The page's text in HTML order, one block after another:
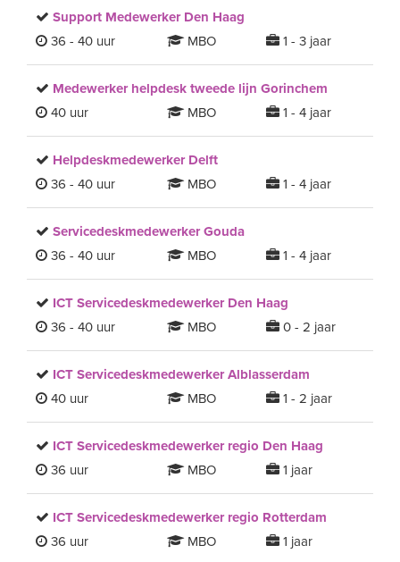
Support Medewerker Den Haag
36 - 40 uur
MBO 1 - 3 jaar
Medewerker helpdesk tweede lijn Gorinchem
40 uur
MBO 1 - 4 jaar
Helpdeskmedewerker Delft
36 - 40 uur
MBO 1 - 4 jaar
Servicedeskmedewerker Gouda
36 - 40 uur
MBO 1 - 4 jaar
ICT Servicedeskmedewerker Den Haag
36 - 40 uur
MBO 0 - 2 jaar
ICT Servicedeskmedewerker Alblasserdam
40 uur
MBO 1 - 2 jaar
ICT Servicedeskmedewerker regio Den Haag
36 uur
MBO 1 jaar
ICT Servicedeskmedewerker regio Rotterdam
36 uur
MBO 1 jaar